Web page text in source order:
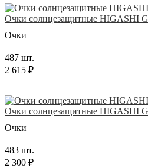
Очки солнцезащитные HIGASHI
Очки
487 шт.
2 615 ₽
Очки солнцезащитные HIGASHI
Очки
483 шт.
2 300 ₽